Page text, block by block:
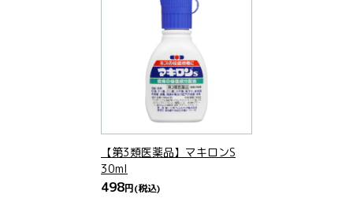
【第3類医薬品】マキロンS
30ml
498円(税込)